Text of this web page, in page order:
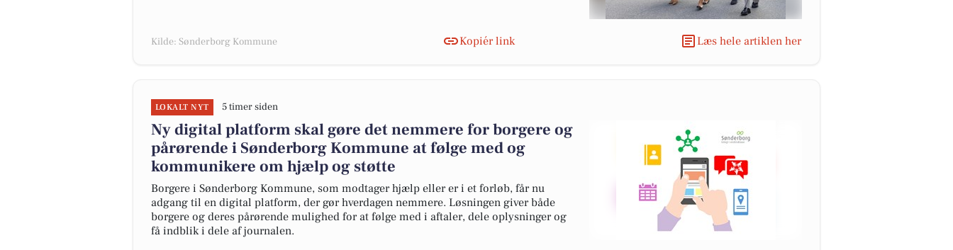
Kilde: Sønderborg Kommune Kopiér link Læs hele artiklen her
LOKALT NYT 5 timer siden
Ny digital platform skal gøre det nemmere for borgere og
pårørende i Sønderborg Kommune at følge med og
kommunikere om hjælp og støtte
Borgere i Sønderborg Kommune, som modtager hjælp eller er i et forløb, får nu
adgang til en digital platform, der gør hverdagen nemmere. Løsningen giver både
borgere og deres pårørende mulighed for at følge med i aftaler, dele oplysninger og
få indblik i dele af journalen.